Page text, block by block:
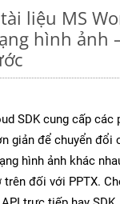
liệu MS
hình ảnh
SDK cung cấp các
giản để chuyển đổi
hình ảnh khác
đối với PPTX.